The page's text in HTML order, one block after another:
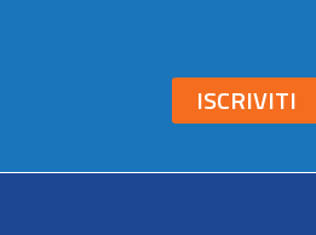
ISCRIVITI